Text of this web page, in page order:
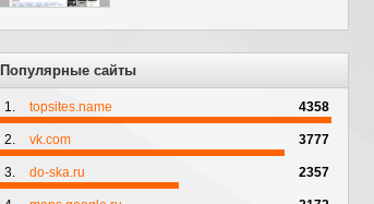
Популярные сайты
1. topsites.name 4358
2. vk.com 3777
3. do-ska.ru 2357